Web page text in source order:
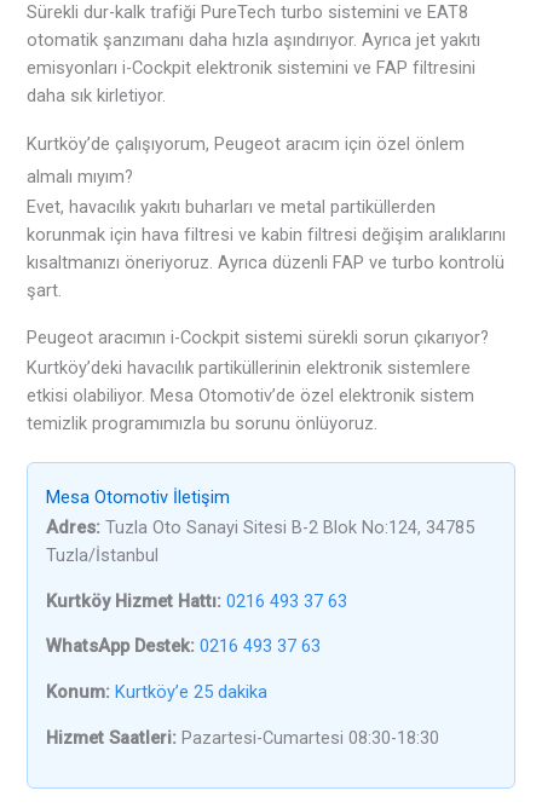
Sürekli dur-kalk trafiği PureTech turbo sistemini ve EAT8
otomatik şanzımanı daha hızla aşındırıyor. Ayrıca jet yakıtı
emisyonları i-Cockpit elektronik sistemini ve FAP filtresini
daha sık kirletiyor.
Kurtköy’de çalışıyorum, Peugeot aracım için özel önlem
almalı mıyım?
Evet, havacılık yakıtı buharları ve metal partiküllerden
korunmak için hava filtresi ve kabin filtresi değişim aralıklarını
kısaltmanızı öneriyoruz. Ayrıca düzenli FAP ve turbo kontrolü
şart.
Peugeot aracımın i-Cockpit sistemi sürekli sorun çıkarıyor?
Kurtköy’deki havacılık partiküllerinin elektronik sistemlere
etkisi olabiliyor. Mesa Otomotiv’de özel elektronik sistem
temizlik programımızla bu sorunu önlüyoruz.
Mesa Otomotiv İletişim
Adres: Tuzla Oto Sanayi Sitesi B-2 Blok No:124, 34785
Tuzla/İstanbul
Kurtköy Hizmet Hattı: 0216 493 37 63
WhatsApp Destek: 0216 493 37 63
Konum: Kurtköy’e 25 dakika
Hizmet Saatleri: Pazartesi-Cumartesi 08:30-18:30